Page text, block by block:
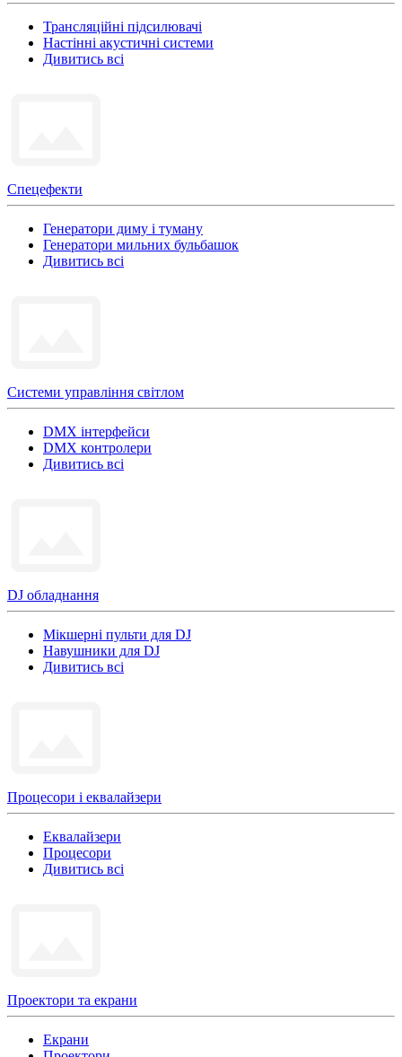
Трансляційні підсилювачі
Настінні акустичні системи
Дивитись всі
Спецефекти
Генератори диму і туману
Генератори мильних бульбашок
Дивитись всі
Системи управління світлом
DMX інтерфейси
DMX контролери
Дивитись всі
DJ обладнання
Мікшерні пульти для DJ
Навушники для DJ
Дивитись всі
Процесори і еквалайзери
Еквалайзери
Процесори
Дивитись всі
Проектори та екрани
Екрани